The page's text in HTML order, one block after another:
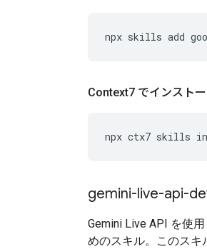
npx skills add
Context7 でインスト
npx ctx7 skills
gemini-live-api-
Gemini Live API を使
めのスキル。このスキ